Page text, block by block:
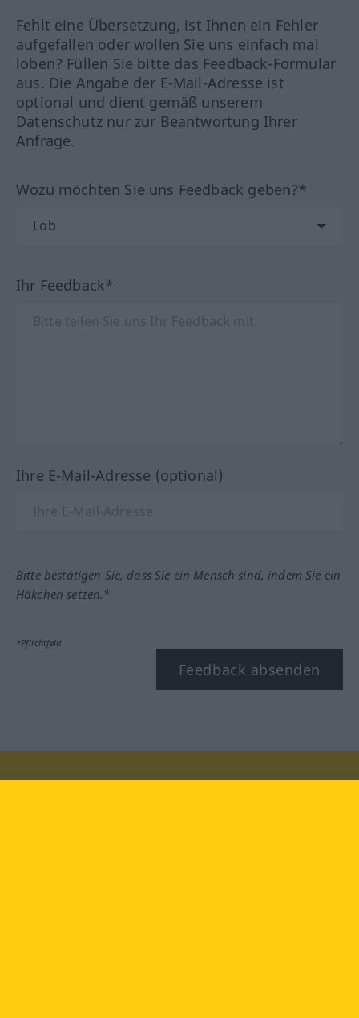
Fehlt eine Übersetzung, ist Ihnen ein Fehler
aufgefallen oder wollen Sie uns einfach mal
loben? Füllen Sie bitte das Feedback-Formular
aus. Die Angabe der E-Mail-Adresse ist
optional und dient gemäß unserem
Datenschutz nur zur Beantwortung Ihrer
Anfrage.
Wozu möchten Sie uns Feedback geben?*
Ihr Feedback*
Ihre E-Mail-Adresse (optional)
Bitte bestätigen Sie, dass Sie ein Mensch sind, indem Sie ein
Häkchen setzen.*
*Pflichtfeld
Feedback absenden